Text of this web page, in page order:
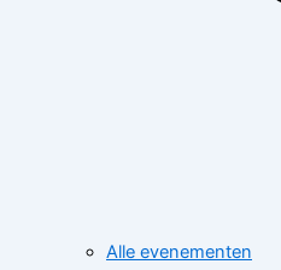
Alle evenementen